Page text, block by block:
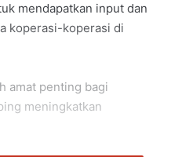
mendapatkan input dan
koperasi-koperasi di
amat penting bagi
meningkatkan